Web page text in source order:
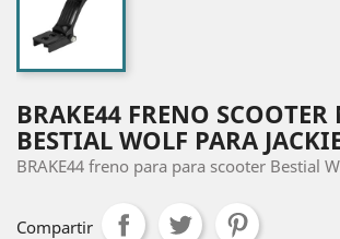
BRAKE44 FRENO SCOOTER
BESTIAL WOLF PARA
BRAKE44 freno para para scooter Bestial
Compartir